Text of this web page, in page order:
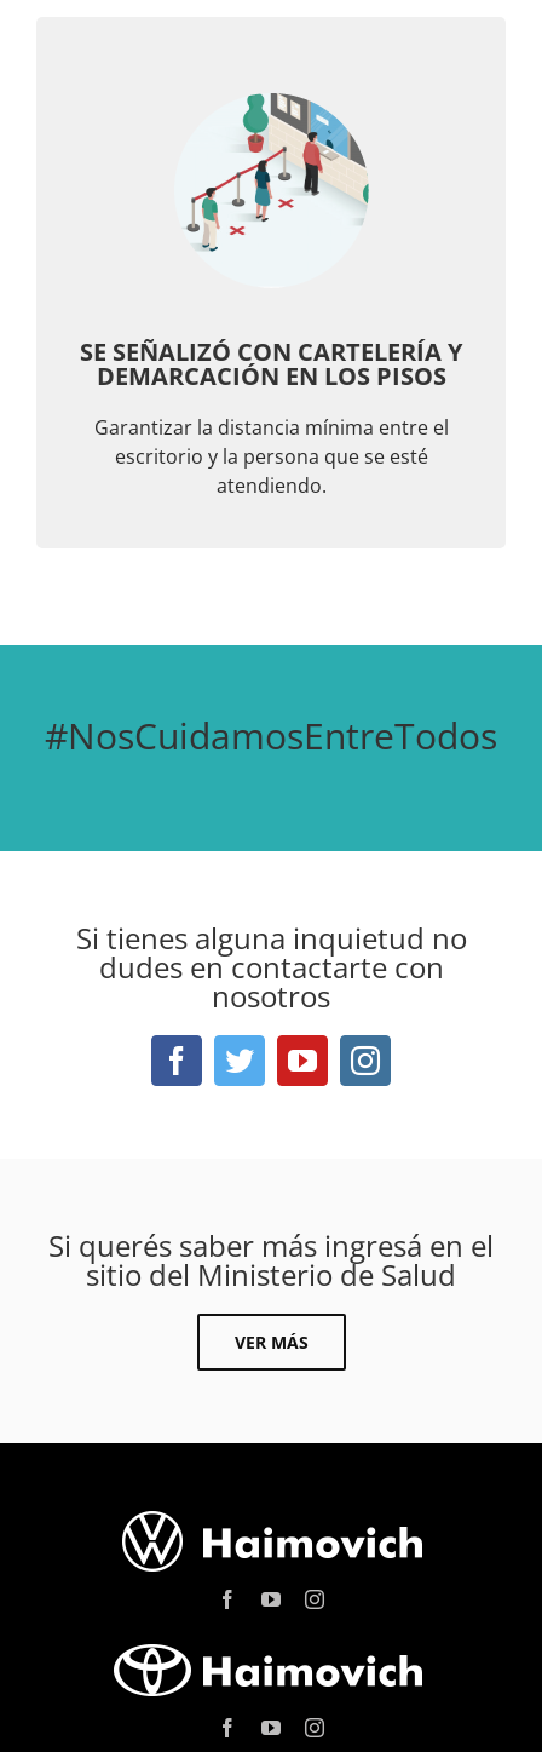
SE SEÑALIZÓ CON CARTELERÍA Y
DEMARCACIÓN EN LOS PISOS
Garantizar la distancia mínima entre el
escritorio y la persona que se esté
atendiendo.
#NosCuidamosEntreTodos
Si tienes alguna inquietud no
dudes en contactarte con
nosotros
Si querés saber más ingresá en el
sitio del Ministerio de Salud
VER MÁS